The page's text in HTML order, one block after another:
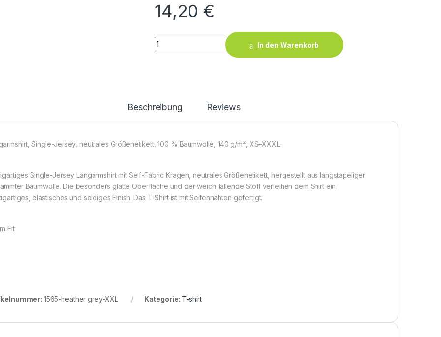
14,20 €
X.O Roundneck T LS Women quantity
In den Warenkorb
Beschreibung Reviews
Single-Jersey, neutrales Größenetikett, 100 % Baumwolle, 140 g/m², XS–XXXL.
Single-Jersey Langarmshirt mit Self-Fabric Kragen, neutrales Größenetikett, hergestellt aus langstapeliger
Baumwolle. Die besonders glatte Oberfläche und der weich fallende Stoff verleihen dem Shirt ein
elastisches und seidiges Finish. Das T-Shirt ist mit Seitennähten gefertigt.
Fit
1565-heather grey-XXL Kategorie: T-shirt